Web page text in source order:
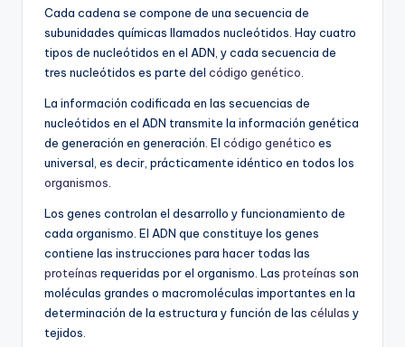
Cada cadena se compone de una secuencia de
subunidades químicas llamados nucleótidos. Hay cuatro
tipos de nucleótidos en el ADN, y cada secuencia de
tres nucleótidos es parte del código genético
La información codificada en las secuencias de
nucleótidos en el ADN transmite la información genética
de generación en generación. El código genético es
universal, es decir, prácticamente idéntico en todos los
organismos
Los genes controlan el desarrollo y funcionamiento de
cada organismo. El ADN que constituye los genes
contiene las instrucciones para hacer todas las
proteínas requeridas por el organismo. Las proteínas son
moléculas grandes o macromoléculas importantes en la
determinación de la estructura y función de las células y
tejidos.